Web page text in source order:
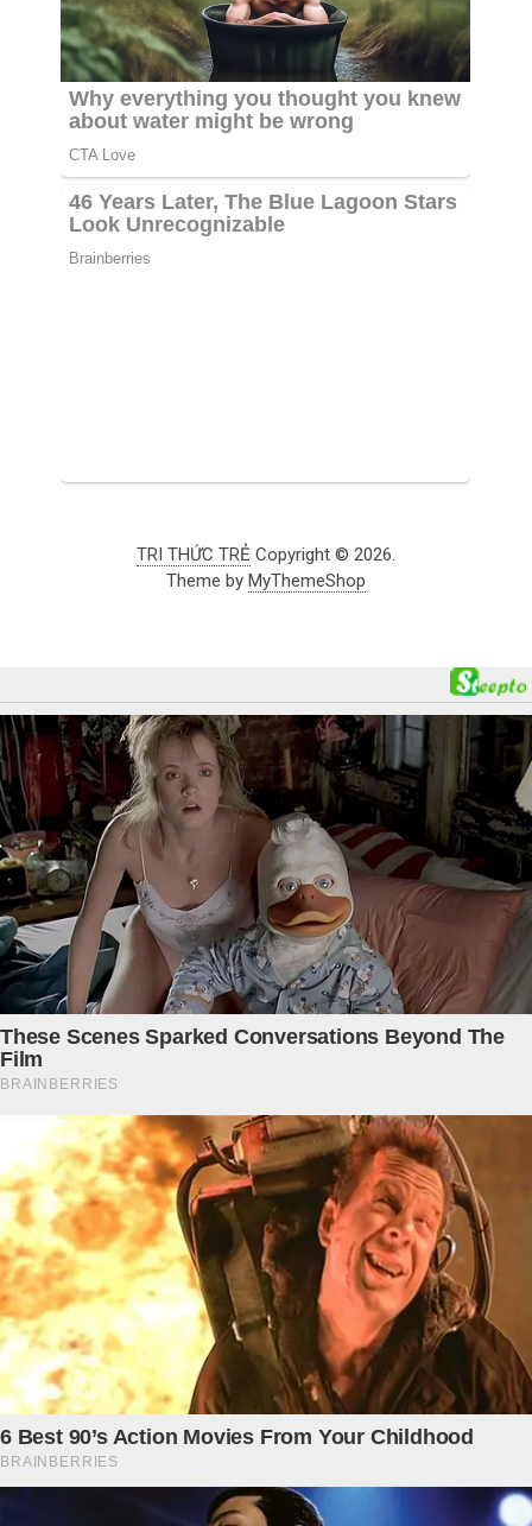
TRI THỨC TRẺ Copyright © 2026.
Theme by MyThemeShop